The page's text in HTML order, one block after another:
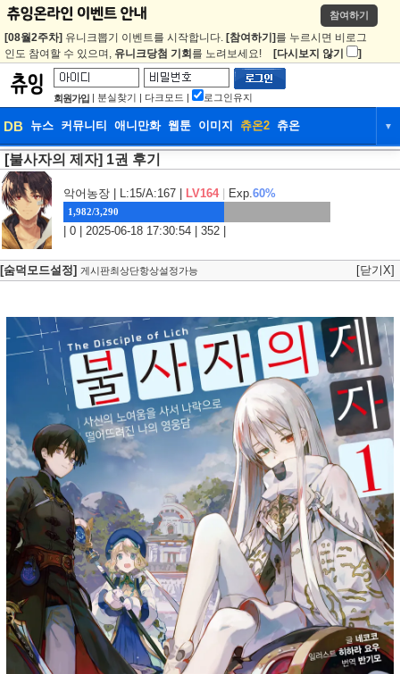
참여하기
[08월2주차] 유니크뽑기 이벤트를 시작합니다. [참여하기] 를 누르시면 비로그
인도 참여할 수 있으며, 유니크당첨 기회 를 노려보세요! [다시보지 않기 ]
회원가입 | 분실찾기 | 다크모드 | 로그인유지
DB 뉴스 커뮤니티 애니만화 웹툰 이미지 츄온2 츄온 ▼
DB 뉴스
웹툰 이미지 츄온2
[불사자의 제자] 1권 후기
악어농장 | L:15/A:167 | LV164 Exp.60%
1,982/3,290
| 0 | 2025-06-18 17:30:54 | 352 |
[숨덕모드설정] 게시판최상단항상설정가능 [닫기X]